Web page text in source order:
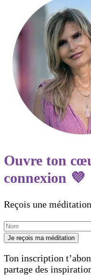
Ouvre ton
connexion 💜
Reçois une
Je reçois ma méditation
Ton inscription
partage des